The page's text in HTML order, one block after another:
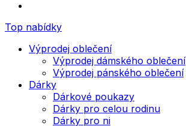
Top nabídky
Výprodej oblečení
Výprodej dámského oblečení
Výprodej pánského oblečení
Dárky
Dárkové poukazy
Dárky pro celou rodinu
Dárky pro ni